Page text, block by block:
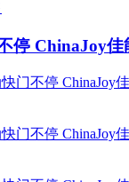
停 ChinaJoy